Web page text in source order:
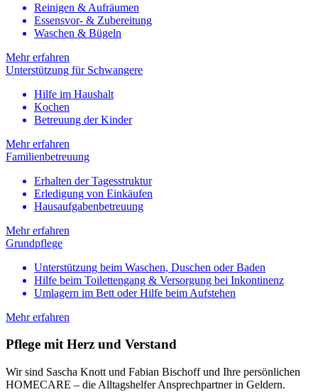
Reinigen & Aufräumen
Essensvor- & Zubereitung
Waschen & Bügeln
Mehr erfahren
Unterstützung für Schwangere
Hilfe im Haushalt
Kochen
Betreuung der Kinder
Mehr erfahren
Familienbetreuung
Erhalten der Tagesstruktur
Erledigung von Einkäufen
Hausaufgabenbetreuung
Mehr erfahren
Grundpflege
Unterstützung beim Waschen, Duschen oder Baden
Hilfe beim Toilettengang & Versorgung bei Inkontinenz
Umlagern im Bett oder Hilfe beim Aufstehen
Mehr erfahren
Pflege mit Herz und Verstand
Wir sind Sascha Knott und Fabian Bischoff und Ihre persönlichen
HOMECARE – die Alltagshelfer Ansprechpartner in Geldern.